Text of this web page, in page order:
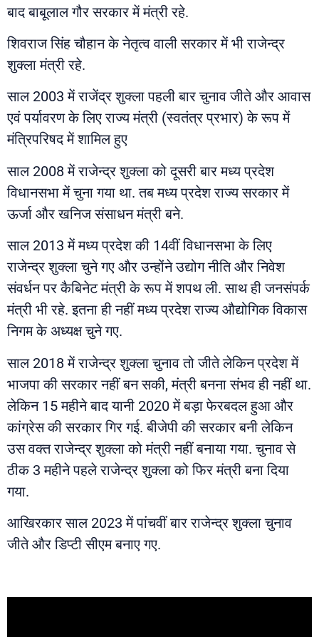
बाद बाबूलाल गौर सरकार में मंत्री रहे.
शिवराज सिंह चौहान के नेतृत्व वाली सरकार में भी राजेन्द्र
शुक्ला मंत्री रहे.
साल 2003 में राजेंद्र शुक्ला पहली बार चुनाव जीते और आवास
एवं पर्यावरण के लिए राज्य मंत्री (स्वतंत्र प्रभार) के रूप में
मंत्रिपरिषद में शामिल हुए
साल 2008 में राजेन्द्र शुक्ला को दूसरी बार मध्य प्रदेश
विधानसभा में चुना गया था. तब मध्य प्रदेश राज्य सरकार में
ऊर्जा और खनिज संसाधन मंत्री बने.
साल 2013 में मध्य प्रदेश की 14वीं विधानसभा के लिए
राजेन्द्र शुक्ला चुने गए और उन्होंने उद्योग नीति और निवेश
संवर्धन पर कैबिनेट मंत्री के रूप में शपथ ली. साथ ही जनसंपर्क
मंत्री भी रहे. इतना ही नहीं मध्य प्रदेश राज्य औद्योगिक विकास
निगम के अध्यक्ष चुने गए.
साल 2018 में राजेन्द्र शुक्ला चुनाव तो जीते लेकिन प्रदेश में
भाजपा की सरकार नहीं बन सकी, मंत्री बनना संभव ही नहीं था.
लेकिन 15 महीने बाद यानी 2020 में बड़ा फेरबदल हुआ और
कांग्रेस की सरकार गिर गई. बीजेपी की सरकार बनी लेकिन
उस वक्त राजेन्द्र शुक्ला को मंत्री नहीं बनाया गया. चुनाव से
ठीक 3 महीने पहले राजेन्द्र शुक्ला को फिर मंत्री बना दिया
गया.
आखिरकार साल 2023 में पांचवीं बार राजेन्द्र शुक्ला चुनाव
जीते और डिप्टी सीएम बनाए गए.